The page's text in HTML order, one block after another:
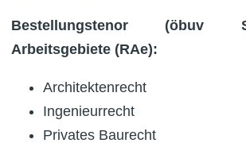
Bestellungstenor
Arbeitsgebiete (RAe):
Architektenrecht
Ingenieurrecht
Privates Baurecht